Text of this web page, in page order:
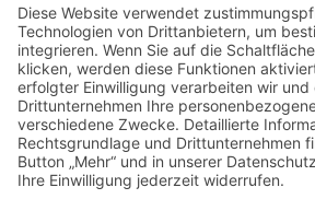
Zahlungsmethoden